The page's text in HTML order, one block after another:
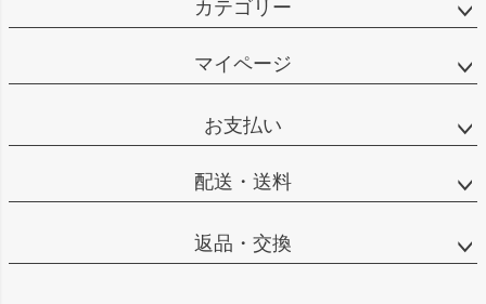
カテゴリー
マイページ
お支払い
配送・送料
返品・交換